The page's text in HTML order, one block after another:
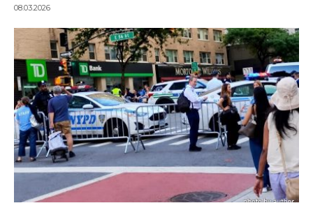
08.03.2026